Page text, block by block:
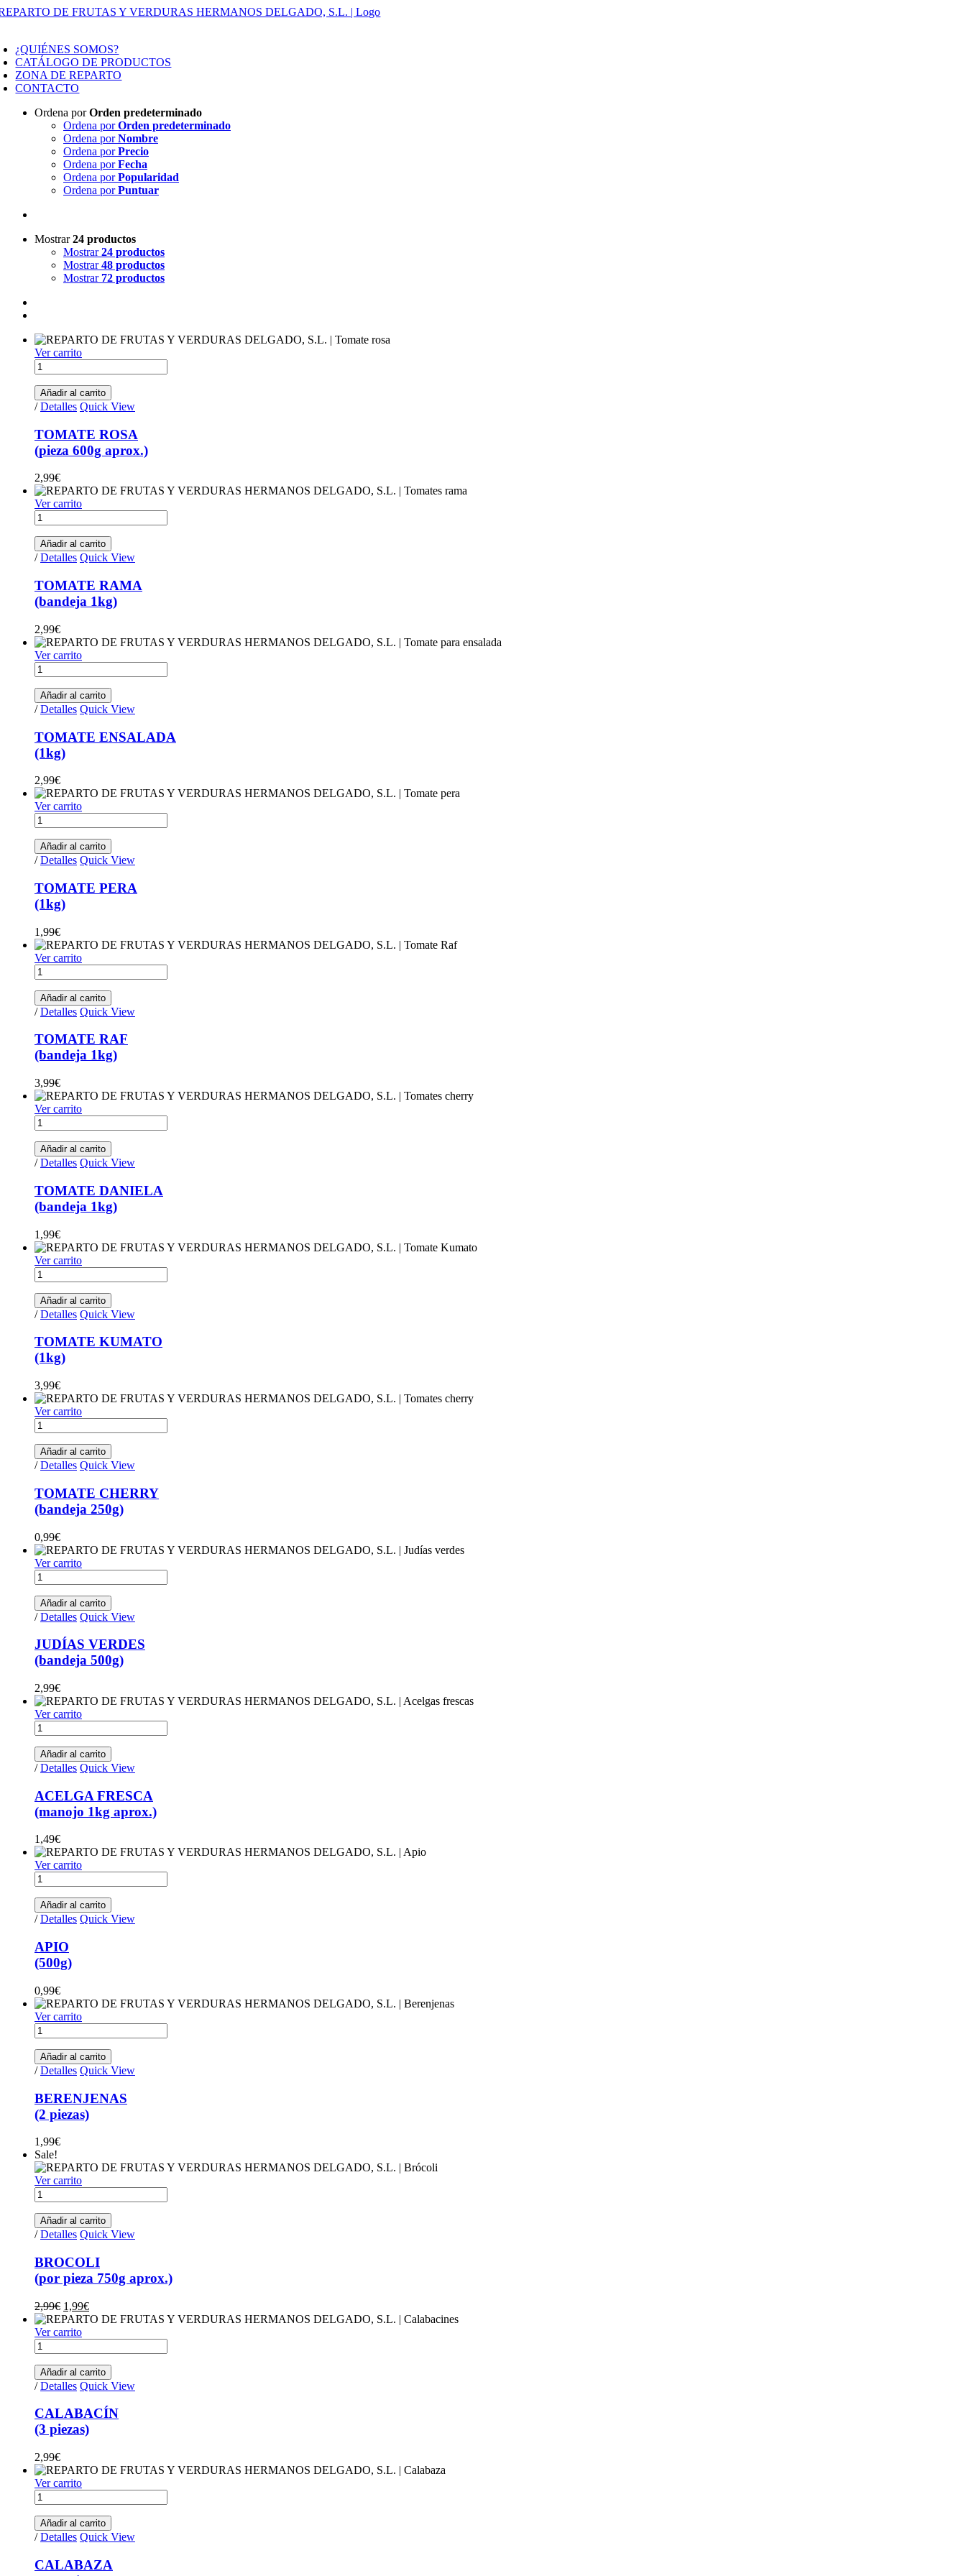
Saltar
¿QUIÉNES SOMOS?
CATÁLOGO DE PRODUCTOS
ZONA DE REPARTO
CONTACTO
Ordena porOrden predeterminado
Ordena porOrden predeterminado
Ordena porNombre
Ordena porPrecio
Ordena porFecha
Ordena porPopularidad
Ordena porPuntuar
Mostrar24 productos
Mostrar24 productos
Mostrar48 productos
Mostrar 72 productos
Ver carrito
TOMATE
ROSA
(pieza
600g
quantity
Añadir al carrito
/ Detalles Quick View
TOMATE ROSA
(pieza 600g aprox.)
2,99€
Ver carrito
TOMATE
RAMA(bandeja
1kg)
quantity
Añadir al carrito
/ Detalles Quick View
TOMATE RAMA
(bandeja 1kg)
2,99€
Ver carrito
TOMATE
ENSALADA(1kg)
quantity
Añadir al carrito
/ Detalles Quick View
TOMATE ENSALADA
(1kg)
2,99€
Ver carrito
TOMATE
PERA(1kg)
quantity
Añadir al carrito
/ Detalles Quick View
TOMATE PERA
(1kg)
1,99€
Ver carrito
TOMATE
RAF(bandeja
1kg)
quantity
Añadir al carrito
/ Detalles Quick View
TOMATE RAF
(bandeja 1kg)
3,99€
Ver carrito
TOMATE
DANIELA(bandeja
1kg)
quantity
Añadir al carrito
/ Detalles Quick View
TOMATE DANIELA
(bandeja 1kg)
1,99€
Ver carrito
TOMATE
KUMATO(1kg)
quantity
Añadir al carrito
/ Detalles Quick View
TOMATE KUMATO
(1kg)
3,99€
Ver carrito
TOMATE
CHERRY(bandeja
250g)
quantity
Añadir al carrito
/ Detalles Quick View
TOMATE CHERRY
(bandeja 250g)
0,99€
Ver carrito
JUDÍAS
VERDES(bandeja
500g)
quantity
Añadir al carrito
/ Detalles Quick View
JUDÍAS VERDES
(bandeja 500g)
2,99€
Ver carrito
ACELGA
FRESCA(manojo
1kg
aprox.)
Añadir al carrito
/ Detalles Quick View
ACELGA FRESCA
(manojo 1kg aprox.)
1,49€
Ver carrito
APIO(500g)
quantity
Añadir al carrito
/ Detalles Quick View
APIO
(500g)
0,99€
Ver carrito
BERENJENAS(2
piezas)
quantity
Añadir al carrito
/ Detalles Quick View
BERENJENAS
(2 piezas)
1,99€
Sale!
Ver carrito
BROCOLI
(por
pieza
750g
quantity
Añadir al carrito
/ Detalles Quick View
BROCOLI
(por pieza 750g aprox.)
2,99€ Original
price
was:
1,99€Current
price
Ver carrito
CALABACÍN(3
piezas)
quantity
Añadir al carrito
/ Detalles Quick View
CALABACÍN
(3 piezas)
2,99€
Ver carrito
CALABAZA(bandeja
1kg)
quantity
Añadir al carrito
/ Detalles Quick View
CALABAZA